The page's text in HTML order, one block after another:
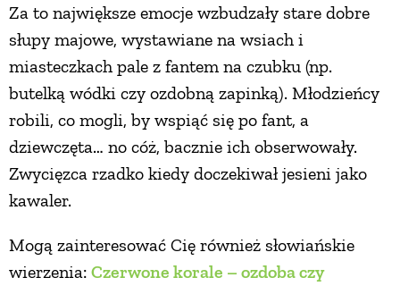
Za to największe emocje wzbudzały stare dobre
słupy majowe, wystawiane na wsiach i
miasteczkach pale z fantem na czubku (np.
butelką wódki czy ozdobną zapinką). Młodzieńcy
robili, co mogli, by wspiąć się po fant, a
dziewczęta… no cóż, bacznie ich obserwowały.
Zwycięzca rzadko kiedy doczekiwał jesieni jako
kawaler.
Mogą zainteresować Cię również słowiańskie
wierzenia: Czerwone korale – ozdoba czy